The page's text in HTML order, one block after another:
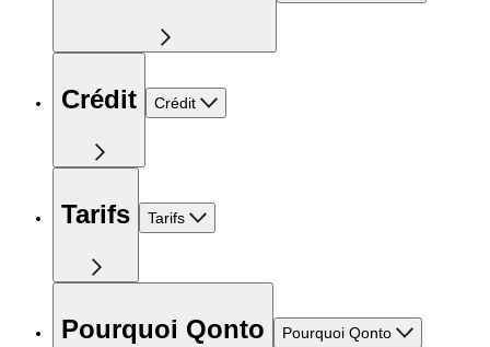
Crédit Crédit
Tarifs Tarifs
Pourquoi Qonto Pourquoi Qonto